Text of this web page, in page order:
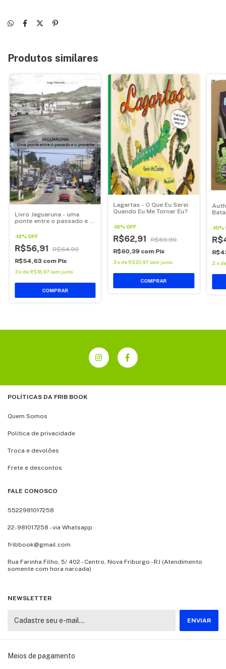
Produtos similares
Livro Jaguaruna - uma
ponte entre o passado e o
Natureza
-12%OFF
R$56,91
R$64,90
R$54,63 com Pix
3xdeR$18,97 sem juros
Lagartas - O Que Eu Serei
Quando Eu Me Tornar Eu?
-10%OFF
R$62,91
R$69,90
R$60,39 com Pix
3xdeR$20,97 sem juros
COMPRAR
-10%
2x
POLÍTICAS DA FRIB BOOK
Quem Somos
Política de privacidade
Troca e devolões
Frete e descontos
FALE CONOSCO
5522981017258
22-981017258 - via Whatsapp
fribbook@gmail.com
Rua Farinha Filho, 5/ 402 - Centro, Nova Friburgo - RJ (Atendimento
somente com hora narcada)
NEWSLETTER
Meios de pagamento